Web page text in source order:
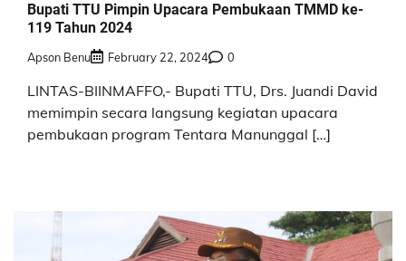
Bupati TTU Pimpin Upacara Pembukaan TMMD ke-
119 Tahun 2024
Apson Benu February 22, 2024 0
LINTAS-BIINMAFFO,- Bupati TTU, Drs. Juandi David
memimpin secara langsung kegiatan upacara
pembukaan program Tentara Manunggal […]